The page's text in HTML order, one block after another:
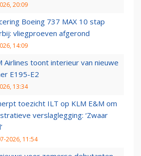
20:09
Boeing 737 MAX 10 stap
vliegproeven afgerond
14:09
Airlines toont interieur van nieuwe
E195-E2
13:34
toezicht ILT op KLM E&M om
verslaglegging: ‘Zwaar
2026, 11:54